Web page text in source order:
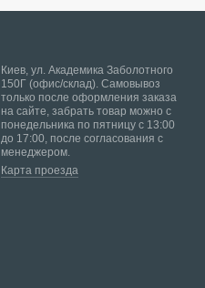
Киев, ул. Академика Заболотного
150Г (офис/склад). Самовывоз
только после оформления заказа
на сайте, забрать товар можно с
понедельника по пятницу с 13:00
до 17:00, после согласования с
менеджером.
Карта проезда